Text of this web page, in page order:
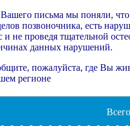
письма мы поняли,
позвоночника, есть
и не проведя тщательной
данных нарушений.
пожалуйста, где Вы
регионе